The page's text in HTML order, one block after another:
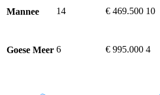
Mannee 14 € 469.500 10
Goese Meer 6 € 995.000 4